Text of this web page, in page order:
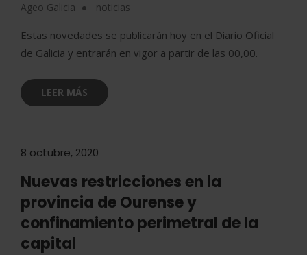
Ageo Galicia noticias
Estas novedades se publicarán hoy en el Diario Oficial
de Galicia y entrarán en vigor a partir de las 00,00.
LEER MÁS
8 octubre, 2020
Nuevas restricciones en la
provincia de Ourense y
confinamiento perimetral de la
capital